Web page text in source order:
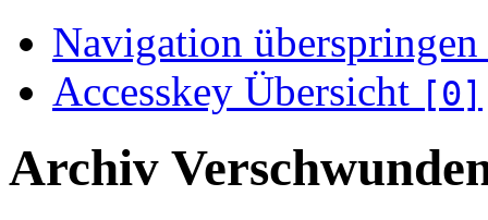
Navigation überspringen
Accesskey Übersicht [0]
Archiv